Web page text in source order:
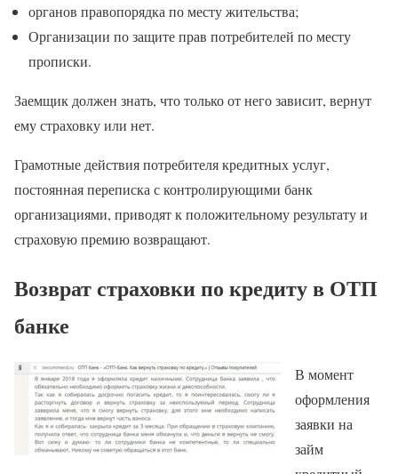
органов правопорядка по месту жительства;
Организации по защите прав потребителей по месту
прописки.
Заемщик должен знать, что только от него зависит, вернут
ему страховку или нет.
Грамотные действия потребителя кредитных услуг,
постоянная переписка с контролирующими банк
организациями, приводят к положительному результату и
страховую премию возвращают.
Возврат страховки по кредиту в ОТП
банке
В момент
оформления
заявки на
займ